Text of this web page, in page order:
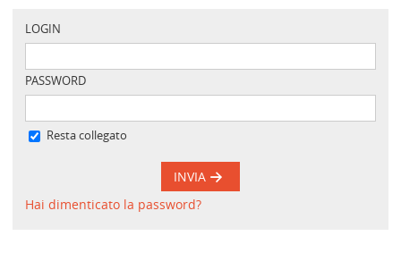
LOGIN
PASSWORD
Resta collegato
INVIA
Hai dimenticato la password?